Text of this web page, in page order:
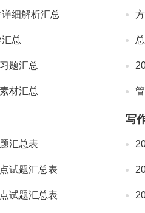
细解析汇总
总
题汇总
材汇总
汇总表
试题汇总表
试题汇总表
写